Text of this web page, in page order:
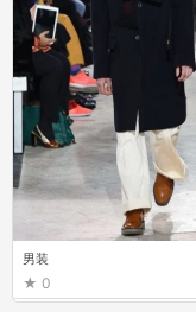
男装
0